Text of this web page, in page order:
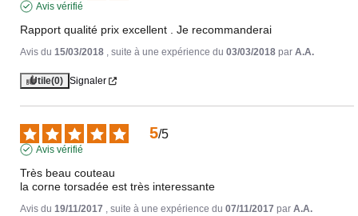
Avis vérifié
Rapport qualité prix excellent . Je recommanderai
Avis du 15/03/2018 , suite à une expérience du 03/03/2018 par A.A.
Utile(0) Signaler
5/5
Avis vérifié
Très beau couteau
la corne torsadée est très interessante
Avis du 19/11/2017 , suite à une expérience du 07/11/2017 par A.A.